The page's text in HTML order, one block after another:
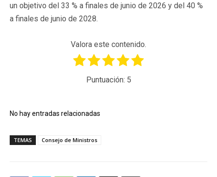
un objetivo del 33 % a finales de junio de 2026 y del 40 %
a finales de junio de 2028.
Valora este contenido.
Puntuación: 5
No hay entradas relacionadas
TEMAS Consejo de Ministros